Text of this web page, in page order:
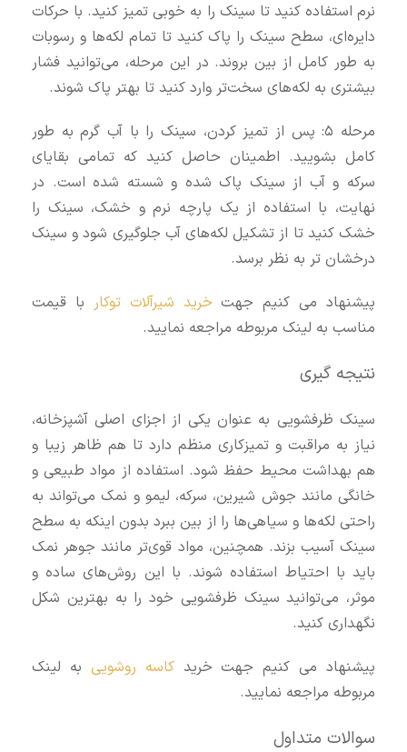
نرم استفاده کنید تا سینک را به خوبی تمیز کنید. با حرکات
دایره‌ای، سطح سینک را پاک کنید تا تمام لکه‌ها و رسوبات
به طور کامل از بین بروند. در این مرحله، می‌توانید فشار
بیشتری به لکه‌های سخت‌تر وارد کنید تا بهتر پاک شوند.
مرحله ۵: پس از تمیز کردن، سینک را با آب گرم به طور
کامل بشویید. اطمینان حاصل کنید که تمامی بقایای
سرکه و آب از سینک پاک شده و شسته شده است. در
نهایت، با استفاده از یک پارچه نرم و خشک، سینک را
خشک کنید تا از تشکیل لکه‌های آب جلوگیری شود و سینک
درخشان‌ تر به نظر برسد.
پیشنهاد می کنیم جهت خرید شیرآلات توکار با قیمت
مناسب به لینک مربوطه مراجعه نمایید.
نتیجه‌ گیری
سینک ظرفشویی به عنوان یکی از اجزای اصلی آشپزخانه،
نیاز به مراقبت و تمیزکاری منظم دارد تا هم ظاهر زیبا و
هم بهداشت محیط حفظ شود. استفاده از مواد طبیعی و
خانگی مانند جوش شیرین، سرکه، لیمو و نمک می‌تواند به
راحتی لکه‌ها و سیاهی‌ها را از بین ببرد بدون اینکه به سطح
سینک آسیب بزند. همچنین، مواد قوی‌تر مانند جوهر نمک
باید با احتیاط استفاده شوند. با این روش‌های ساده و
موثر، می‌توانید سینک ظرفشویی خود را به بهترین شکل
نگهداری کنید.
پیشنهاد می کنیم جهت خریدکاسه روشویی به لینک
مربوطه مراجعه نمایید.
سوالات متداول